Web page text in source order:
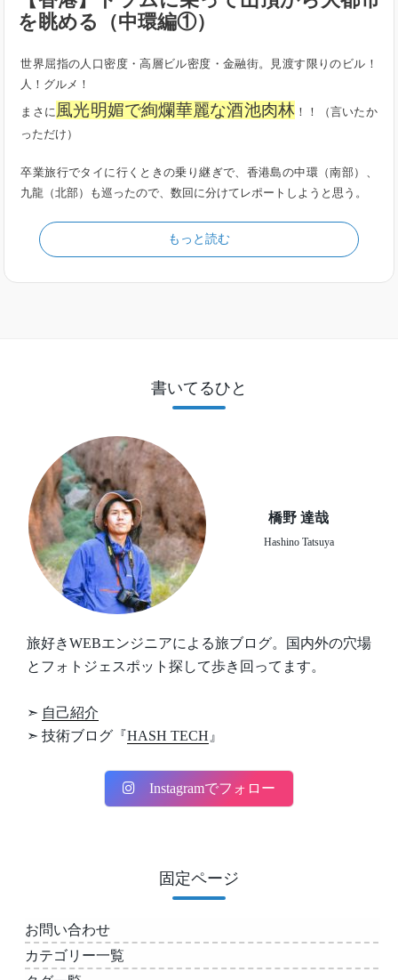
を眺める（中環編①）
世界屈指の人口密度・高層ビル密度・金融街。見渡す限りのビル！
人！グルメ！
まさに 風光明媚で絢爛華麗な酒池肉林 ！！（言いたか
っただけ）
卒業旅行でタイに行くときの乗り継ぎで、香港島の中環（南部）、
九龍（北部）も巡ったので、数回に分けてレポートしようと思う。
もっと読む
書いてるひと
橋野 達哉
Hashino Tatsuya
旅好きWEBエンジニアによる旅ブログ。国内外の穴場
とフォトジェスポット探して歩き回ってます。
➣ 自己紹介
➣ 技術ブログ『HASH TECH 』
Instagramでフォロー
固定ページ
お問い合わせ
カテゴリー一覧